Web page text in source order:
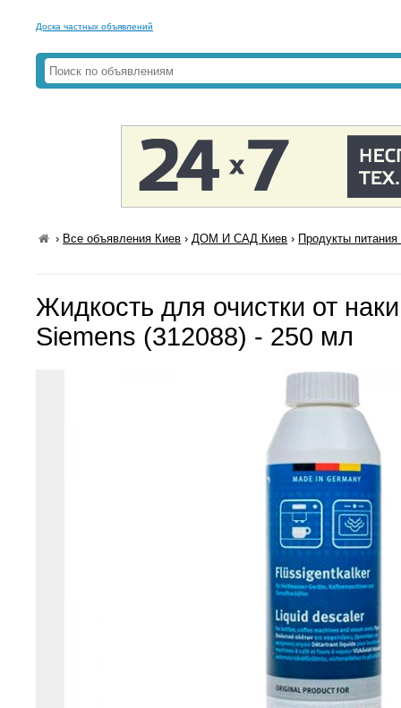
Доска частных объявлений
› Все объявления Киев ›ДОМ И САД Киев › Продукты
Жидкость для очистки от
Siemens (312088) - 250 мл